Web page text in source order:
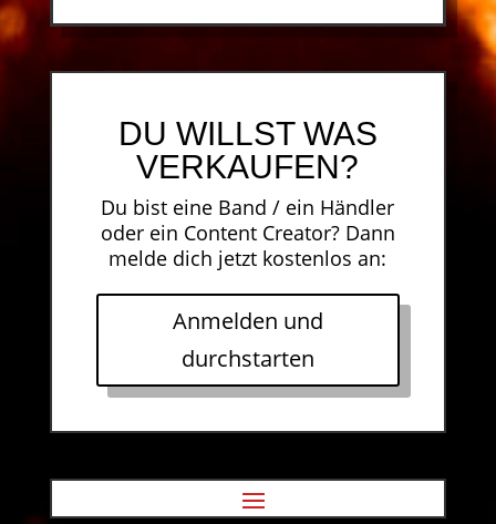
DU WILLST WAS
VERKAUFEN?
Du bist eine Band / ein Händler
oder ein Content Creator? Dann
melde dich jetzt kostenlos an:
Anmelden und
durchstarten